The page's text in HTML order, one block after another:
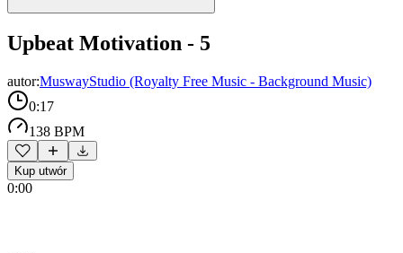
Upbeat Motivation - 5
autor:MuswayStudio (Royalty Free Music - Background Music)
0:17
138 BPM
Kup utwór
0:00